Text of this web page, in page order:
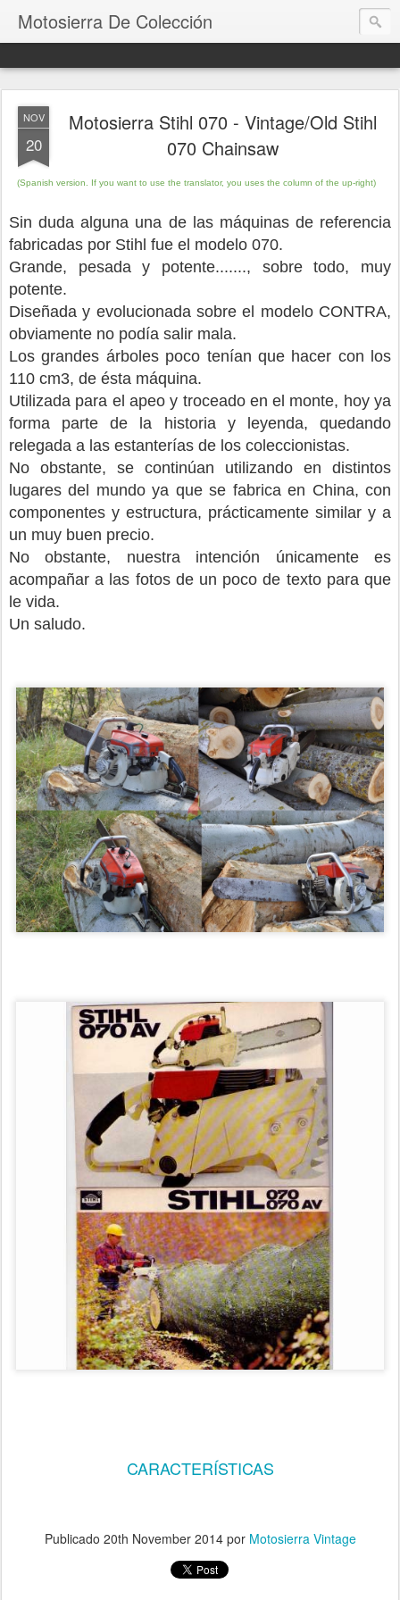
Motosierra De Colección
NOV
20
Motosierra Stihl 070 - Vintage/Old Stihl
070 Chainsaw
(Spanish version. If you want to use the translator, you uses the column of the up-right)
Sin duda alguna una de las máquinas de referencia
fabricadas por Stihl fue el modelo 070.
Grande, pesada y potente......., sobre todo, muy
potente.
Diseñada y evolucionada sobre el modelo CONTRA,
obviamente no podía salir mala.
Los grandes árboles poco tenían que hacer con los
110 cm3, de ésta máquina.
Utilizada para el apeo y troceado en el monte, hoy ya
forma parte de la historia y leyenda, quedando
relegada a las estanterías de los coleccionistas.
No obstante, se continúan utilizando en distintos
lugares del mundo ya que se fabrica en China, con
componentes y estructura, prácticamente similar y a
un muy buen precio.
No obstante, nuestra intención únicamente es
acompañar a las fotos de un poco de texto para que
le vida.
Un saludo.
CARACTERÍSTICAS
Publicado 20th November 2014por Motosierra Vintage